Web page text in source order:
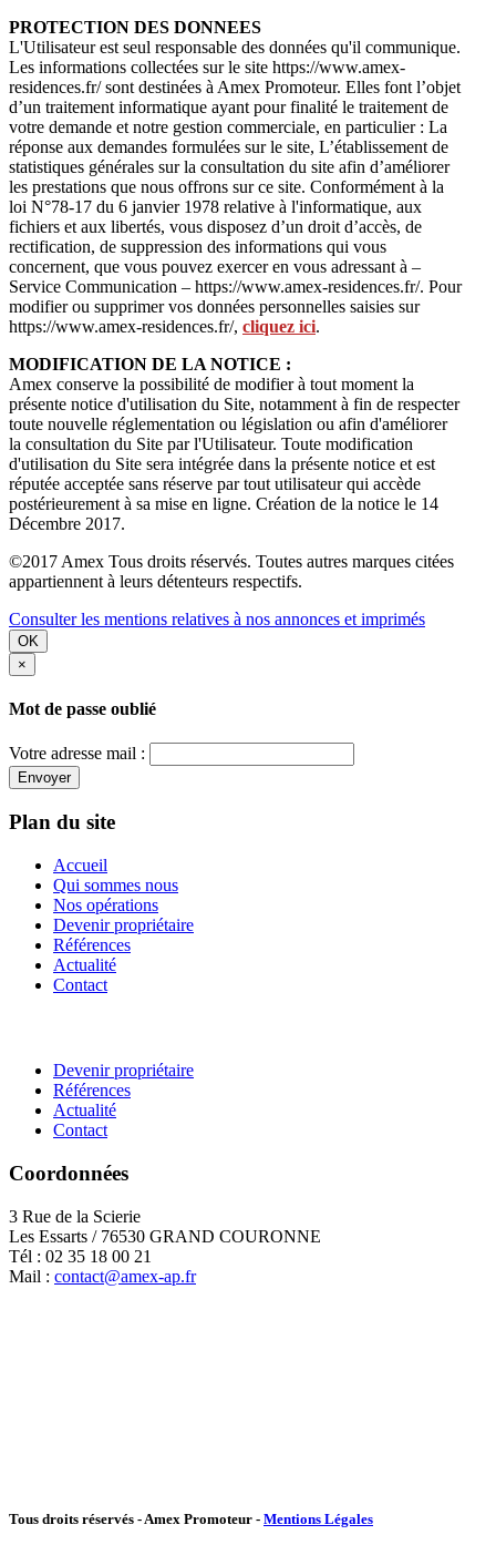
PROTECTION DES DONNEES
L'Utilisateur est seul responsable des données qu'il communique.
Les informations collectées sur le site https://www.amex-
residences.fr/ sont destinées à Amex Promoteur. Elles font l’objet
d’un traitement informatique ayant pour finalité le traitement de
votre demande et notre gestion commerciale, en particulier : La
réponse aux demandes formulées sur le site, L’établissement de
statistiques générales sur la consultation du site afin d’améliorer
les prestations que nous offrons sur ce site. Conformément à la
loi N°78-17 du 6 janvier 1978 relative à l'informatique, aux
fichiers et aux libertés, vous disposez d’un droit d’accès, de
rectification, de suppression des informations qui vous
concernent, que vous pouvez exercer en vous adressant à –
Service Communication – https://www.amex-residences.fr/. Pour
modifier ou supprimer vos données personnelles saisies sur
https://www.amex-residences.fr/, cliquez ici.
MODIFICATION DE LA NOTICE :
Amex conserve la possibilité de modifier à tout moment la
présente notice d'utilisation du Site, notamment à fin de respecter
toute nouvelle réglementation ou législation ou afin d'améliorer
la consultation du Site par l'Utilisateur. Toute modification
d'utilisation du Site sera intégrée dans la présente notice et est
réputée acceptée sans réserve par tout utilisateur qui accède
postérieurement à sa mise en ligne. Création de la notice le 14
Décembre 2017.
©2017 Amex Tous droits réservés. Toutes autres marques citées
appartiennent à leurs détenteurs respectifs.
Consulter les mentions relatives à nos annonces et imprimés
OK
×
Mot de passe oublié
Votre adresse mail :
Envoyer
Plan du site
Accueil
Qui sommes nous
Nos opérations
Devenir propriétaire
Références
Actualité
Contact
Devenir propriétaire
Références
Actualité
Contact
Coordonnées
3 Rue de la Scierie
Les Essarts / 76530 GRAND COURONNE
Tél : 02 35 18 00 21
Mail : contact@amex-ap.fr
Tous droits réservés - Amex Promoteur - Mentions Légales